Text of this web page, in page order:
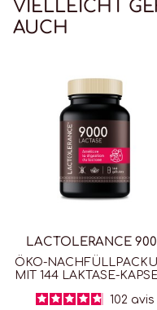
VIELLEICHT
AUCH
LACTOLERANCE
ÖKO-
MIT 144 LAKTASE-
102 avis